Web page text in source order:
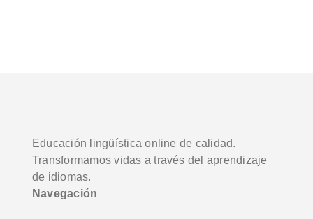
Educación lingüística online de calidad.
Transformamos vidas a través del aprendizaje
de idiomas.
Navegación